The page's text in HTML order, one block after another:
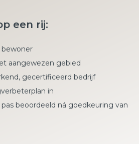
een rij:
bewoner
aangewezen gebied
gecertificeerd bedrijf
in
beoordeeld ná goedkeuring van